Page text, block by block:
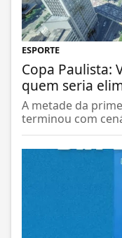
ESPORTE
Copa Paulista:
quem seria
A metade da
terminou com